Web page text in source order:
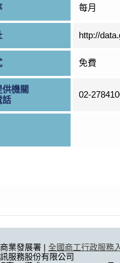
每月
http://
免費
機關
話
02-
業發展署 | 全國商工行政服務
服務股份有限公司